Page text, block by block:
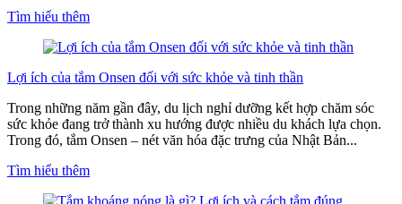
Tìm hiểu thêm
Lợi ích của tắm Onsen đối với sức khỏe và tinh thần
Trong những năm gần đây, du lịch nghỉ dưỡng kết hợp chăm sóc
sức khỏe đang trở thành xu hướng được nhiều du khách lựa chọn.
Trong đó, tắm Onsen – nét văn hóa đặc trưng của Nhật Bản...
Tìm hiểu thêm